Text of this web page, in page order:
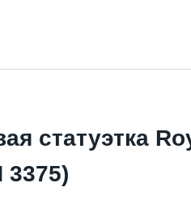
статуэтка
3375)